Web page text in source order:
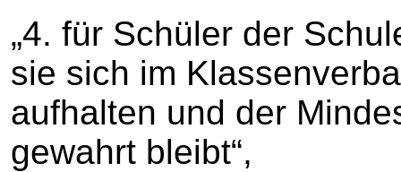
„4. für Schüler der
sie sich im
aufhalten und der
gewahrt bleibt“,